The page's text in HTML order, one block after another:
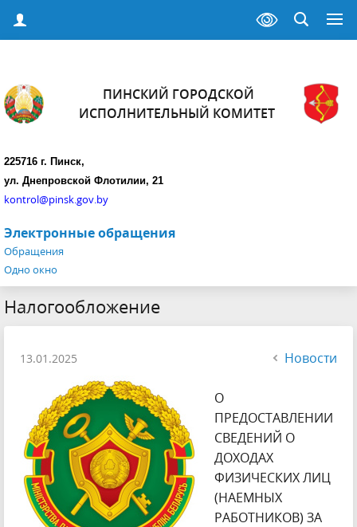
ПИНСКИЙ ГОРОДСКОЙ
ИСПОЛНИТЕЛЬНЫЙ КОМИТЕТ
225716 г. Пинск,
ул. Днепровской Флотилии, 21
kontrol@pinsk.gov.by
Электронные обращения
Обращения
Одно окно
Налогообложение
13.01.2025 Новости
О
ПРЕДОСТАВЛЕНИИ
СВЕДЕНИЙ О
ДОХОДАХ
ФИЗИЧЕСКИХ ЛИЦ
(НАЕМНЫХ
РАБОТНИКОВ) ЗА